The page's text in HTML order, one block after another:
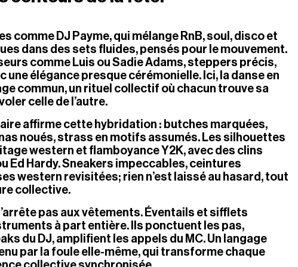
comme DJ Payme, qui mélange RnB, soul, disco et
dans des sets fluides, pensés pour le mouvement.
comme Luis ou Sadie Adams, steppers précis,
une élégance presque cérémonielle. Ici, la danse en
commun, un rituel collectif où chacun trouve sa
celle de l’autre.
affirme cette hybridation : butches marquées,
noués, strass en motifs assumés. Les silhouettes
western et flamboyance Y2K, avec des clins
Ed Hardy. Sneakers impeccables, ceintures
western revisitées; rien n’est laissé au hasard, tout
collective.
pas aux vêtements. Éventails et sifflets
à part entière. Ils ponctuent les pas,
du DJ, amplifient les appels du MC. Un langage
par la foule elle-même, qui transforme chaque